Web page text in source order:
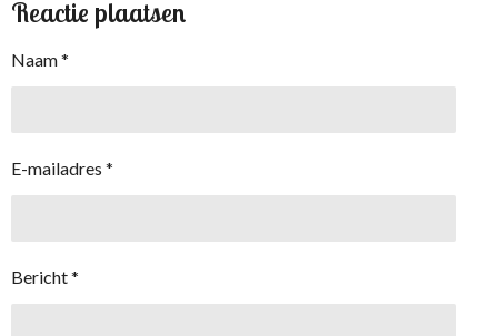
Reactie plaatsen
Naam *
E-mailadres *
Bericht *